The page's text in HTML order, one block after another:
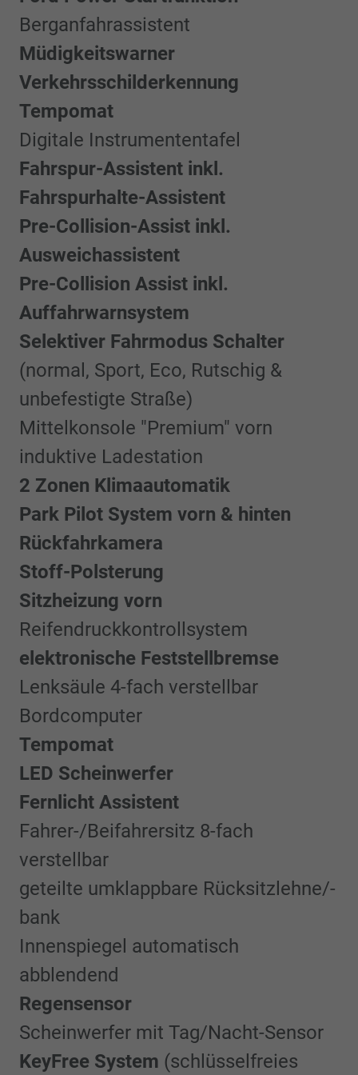
Berganfahrassistent
Müdigkeitswarner
Verkehrsschilderkennung
Tempomat
Digitale Instrumententafel
Fahrspur-Assistent inkl.
Fahrspurhalte-Assistent
Pre-Collision-Assist inkl.
Ausweichassistent
Pre-Collision Assist inkl.
Auffahrwarnsystem
Selektiver Fahrmodus Schalter
(normal, Sport, Eco, Rutschig &
unbefestigte Straße)
Mittelkonsole "Premium" vorn
induktive Ladestation
2 Zonen Klimaautomatik
Park Pilot System vorn & hinten
Rückfahrkamera
Stoff-Polsterung
Sitzheizung vorn
Reifendruckkontrollsystem
elektronische Feststellbremse
Lenksäule 4-fach verstellbar
Bordcomputer
Tempomat
LED Scheinwerfer
Fernlicht Assistent
Fahrer-/Beifahrersitz 8-fach
verstellbar
geteilte umklappbare Rücksitzlehne/-
bank
Innenspiegel automatisch
abblendend
Regensensor
Scheinwerfer mit Tag/Nacht-Sensor
KeyFree System (schlüsselfreies